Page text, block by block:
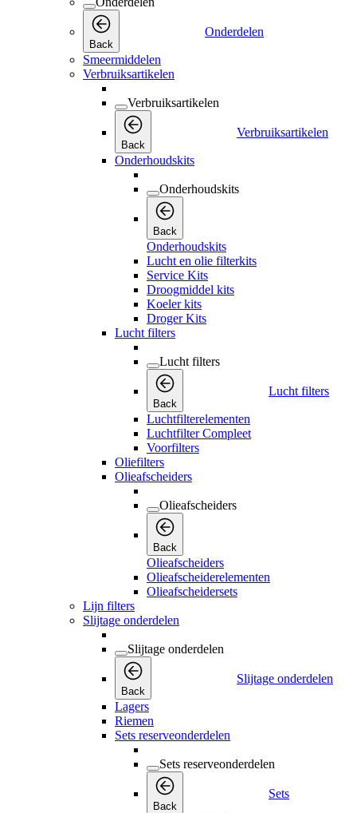
Back
Onderdelen
Smeermiddelen
Verbruiksartikelen
Verbruiksartikelen
Back
Verbruiksartikelen
Onderhoudskits
Onderhoudskits
Back
Onderhoudskits
Lucht en olie filterkits
Service Kits
Droogmiddel kits
Koeler kits
Droger Kits
Lucht filters
Lucht filters
Back
Lucht filters
Luchtfilterelementen
Luchtfilter Compleet
Voorfilters
Oliefilters
Olieafscheiders
Olieafscheiders
Back
Olieafscheiders
Olieafscheiderelementen
Olieafscheidersets
Lijn filters
Slijtage onderdelen
Slijtage onderdelen
Back
Slijtage onderdelen
Lagers
Riemen
Sets reserveonderdelen
Sets reserveonderdelen
Back
Sets